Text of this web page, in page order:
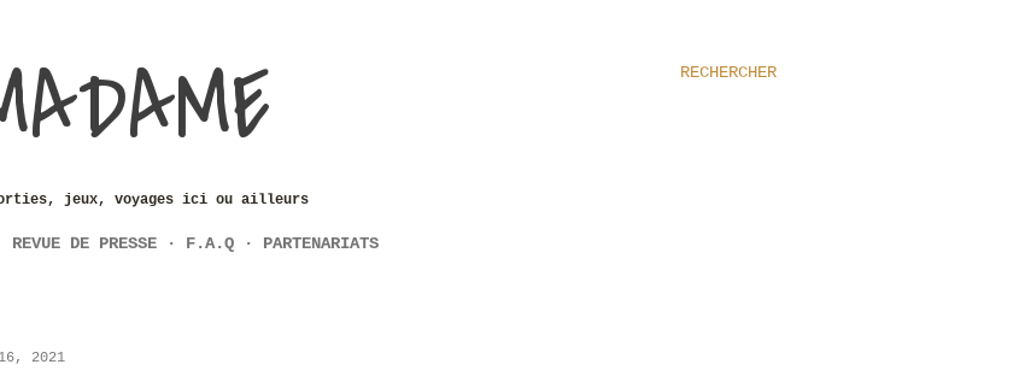
RECHERCHER
jeux, voyages ici ou ailleurs
REVUE DE PRESSE F.A.Q PARTENARIATS
2021